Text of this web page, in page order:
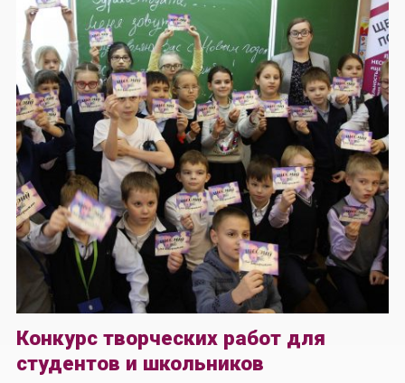
Конкурс творческих работ для
студентов и школьников